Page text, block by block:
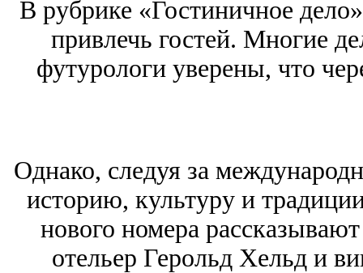
В рубрике «Гостиничное
привлечь гостей. Многие
футурологи уверены, что
Однако, следуя за
историю, культуру и
нового номера
отельер Герольд Хельд и